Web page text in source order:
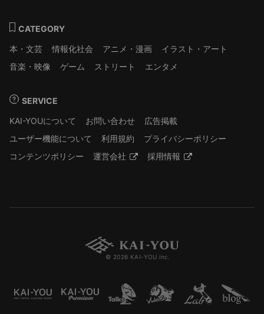
CATEGORY
本・文芸
情報化社会 アニメ・漫画
イラスト・アート
音楽・映像
ゲーム ストリート エンタメ
SERVICE
KAI-YOUについて
お問い合わせ
広告掲載
ユーザー機能について
利用規約
プライバシーポリシー
コンテンツポリシー
運営会社 採用情報
© 2026 KAI-YOU inc.